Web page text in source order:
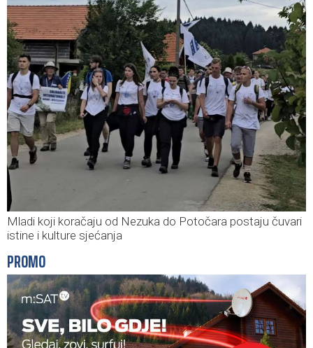
Mladi koji koračaju od Nezuka do Potočara postaju čuvari
istine i kulture sjećanja
PROMO